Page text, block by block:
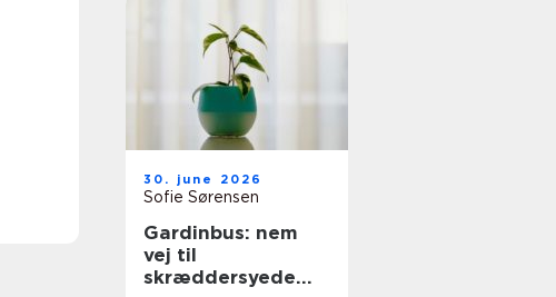
30. june 2026
Sofie Sørensen
Gardinbus: nem
vej til
skræddersyede